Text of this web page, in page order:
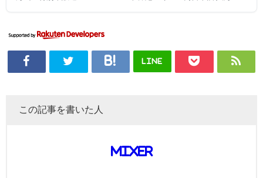
LINE
この記事を書いた人
mixer